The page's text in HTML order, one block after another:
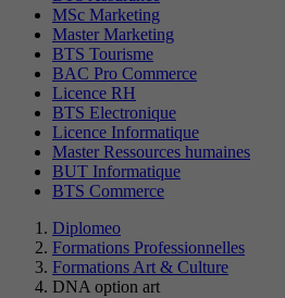
MSc Marketing
Master Marketing
BTS Tourisme
BAC Pro Commerce
Licence RH
BTS Electronique
Licence Informatique
Master Ressources humaines
BUT Informatique
BTS Commerce
Diplomeo
Formations Professionnelles
Formations Art & Culture
DNA option art